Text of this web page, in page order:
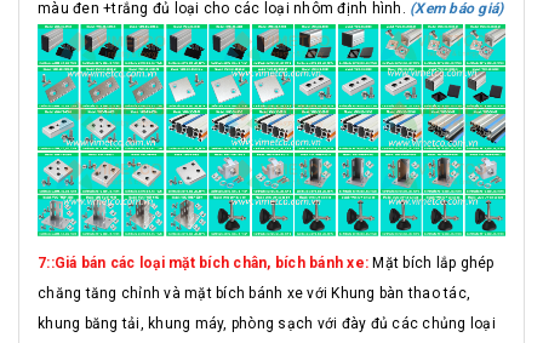
màu đen +trắng đủ loại cho các loại nhôm định hình. (Xem báo giá)
7::Giá bán các loại mặt bích chân, bích bánh xe:Mặt bích lắp ghép
chăng tăng chỉnh và mặt bích bánh xe với Khung bàn thao tác,
khung băng tải, khung máy, phòng sạch với đày đủ các chủng loại